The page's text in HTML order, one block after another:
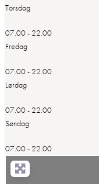
Torsdag
07.00 - 22.00
Fredag
07.00 - 22.00
Lørdag
07.00 - 22.00
Søndag
07.00 - 22.00